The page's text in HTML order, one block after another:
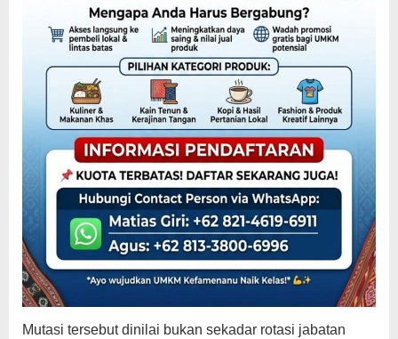
Mutasi tersebut dinilai bukan sekadar rotasi jabatan